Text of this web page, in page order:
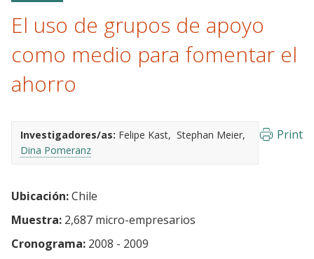
El uso de grupos de apoyo
como medio para fomentar el
ahorro
Investigadores/as: Felipe Kast
Stephan Meier
Dina Pomeranz
Print
Ubicación:Chile
Muestra: 2,687 micro-empresarios
Cronograma: 2008 - 2009